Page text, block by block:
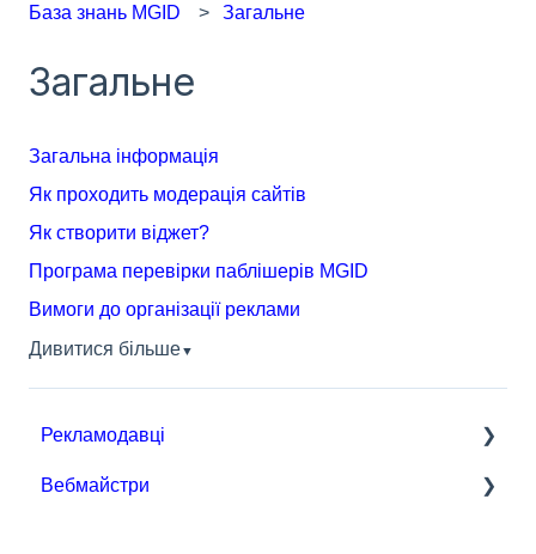
База знань MGID Загальне
Загальне
Загальна інформація
Як проходить модерація сайтів
Як створити віджет?
Програма перевірки паблішерів MGID
Вимоги до організації реклами
Дивитися більше▼
Рекламодавці
Почнемо роботу з MGID Ads
Вебмайстри